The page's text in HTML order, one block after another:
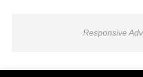
Responsive